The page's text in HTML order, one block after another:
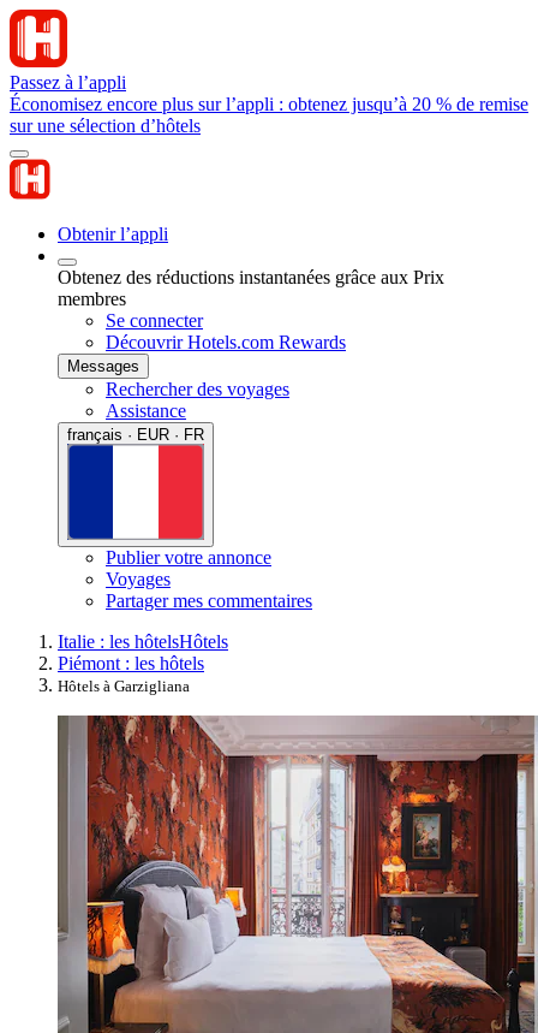
Passez à l’appli
Économisez encore plus sur l’appli : obtenez jusqu’à 20 % de remise
sur une sélection d’hôtels
Obtenir l’appli
Obtenez des réductions instantanées grâce aux Prix
membres
Se connecter
Découvrir Hotels.com Rewards
Messages
Rechercher des voyages
Assistance
français · EUR · FR
Publier votre annonce
Voyages
Partager mes commentaires
Italie : les hôtelsHôtels
Piémont : les hôtels
Hôtels à Garzigliana